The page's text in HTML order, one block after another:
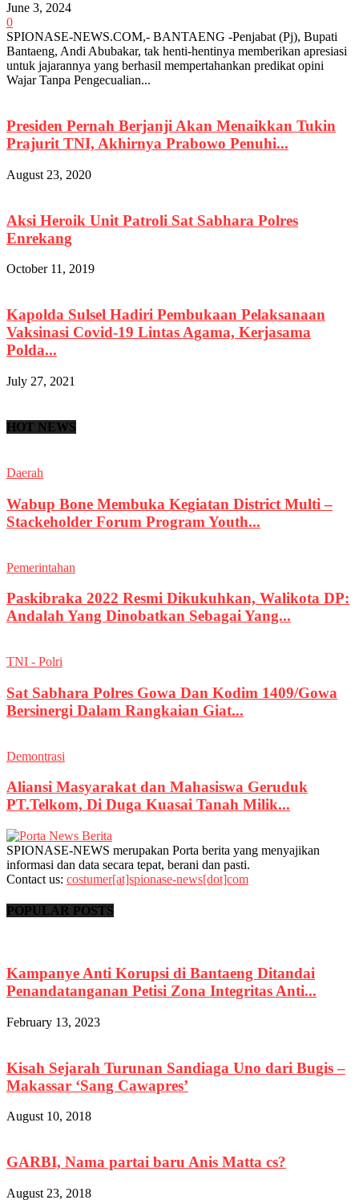
June 3, 2024
0
SPIONASE-NEWS.COM,- BANTAENG -Penjabat (Pj), Bupati
Bantaeng, Andi Abubakar, tak henti-hentinya memberikan apresiasi
untuk jajarannya yang berhasil mempertahankan predikat opini
Wajar Tanpa Pengecualian...
Presiden Pernah Berjanji Akan Menaikkan Tukin
Prajurit TNI, Akhirnya Prabowo Penuhi...
August 23, 2020
Aksi Heroik Unit Patroli Sat Sabhara Polres
Enrekang
October 11, 2019
Kapolda Sulsel Hadiri Pembukaan Pelaksanaan
Vaksinasi Covid-19 Lintas Agama, Kerjasama
Polda...
July 27, 2021
HOT NEWS
Daerah
Wabup Bone Membuka Kegiatan District Multi –
Stackeholder Forum Program Youth...
Pemerintahan
Paskibraka 2022 Resmi Dikukuhkan, Walikota DP:
Andalah Yang Dinobatkan Sebagai Yang...
TNI - Polri
Sat Sabhara Polres Gowa Dan Kodim 1409/Gowa
Bersinergi Dalam Rangkaian Giat...
Demontrasi
Aliansi Masyarakat dan Mahasiswa Geruduk
PT.Telkom, Di Duga Kuasai Tanah Milik...
SPIONASE-NEWS merupakan Porta berita yang menyajikan
informasi dan data secara tepat, berani dan pasti.
Contact us: costumer[at]spionase-news[dot]com
POPULAR POSTS
Kampanye Anti Korupsi di Bantaeng Ditandai
Penandatanganan Petisi Zona Integritas Anti...
February 13, 2023
Kisah Sejarah Turunan Sandiaga Uno dari Bugis –
Makassar ‘Sang Cawapres’
August 10, 2018
GARBI, Nama partai baru Anis Matta cs?
August 23, 2018